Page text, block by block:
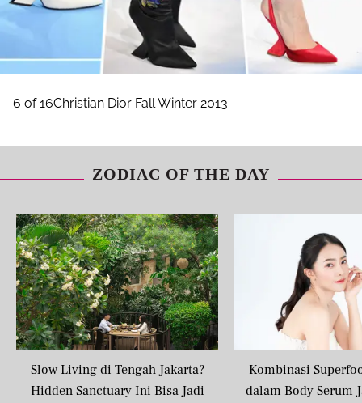
6 of 16Christian Dior Fall Winter 2013
ZODIAC OF THE DAY
Slow Living di Tengah Jakarta?
Hidden Sanctuary Ini Bisa Jadi
Kombinasi
dalam Body Serum